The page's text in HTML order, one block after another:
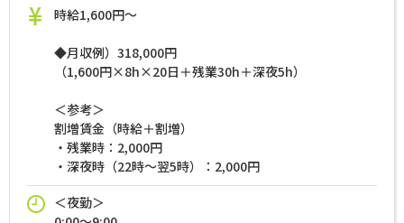
時給1,600円～
◆月収例）318,000円
（1,600円×8h×20日＋残業30h＋深夜5h）
＜参考＞
割増賃金（時給＋割増）
・残業時：2,000円
・深夜時（22時～翌5時）：2,000円
＜夜勤＞